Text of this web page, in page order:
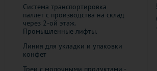
Система транспортировка
паллет с производства на склад
через 2-ой этаж.
Промышленные лифты.
Линия для укладки и упаковки
конфет
Треи с молочными продуктами -